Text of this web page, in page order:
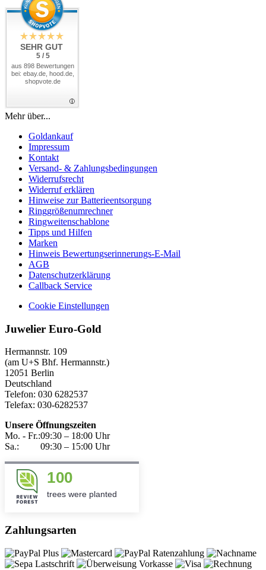
SEHR GUT
5 / 5
aus 898 Bewertungen
bei: ebay.de, hood.de,
shopvote.de
Mehr über...
Goldankauf
Impressum
Kontakt
Versand- & Zahlungsbedingungen
Widerrufsrecht
Widerruf erklären
Hinweise zur Batterieentsorgung
Ringgrößenumrechner
Ringweitenschablone
Tipps und Hilfen
Marken
Hinweis Bewertungserinnerungs-E-Mail
AGB
Datenschutzerklärung
Callback Service
Cookie Einstellungen
Juwelier Euro-Gold
Hermannstr. 109
(am U+S Bhf. Hermannstr.)
12051 Berlin
Deutschland
Telefon: 030 6282537
Telefax: 030-6282537
Unsere Öffnungszeiten
Mo. - Fr.:09:30 – 18:00 Uhr
Sa.:
09:30 – 15:00 Uhr
100
trees were planted
Zahlungsarten